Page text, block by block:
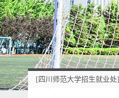
[四川师范大学招生就业处]